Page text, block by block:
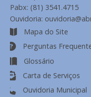
Pabx: (81) 3541.4715
Ouvidoria:
Mapa do Site
Perguntas
Glossário
Carta de Serviços
Ouvidoria Municipal